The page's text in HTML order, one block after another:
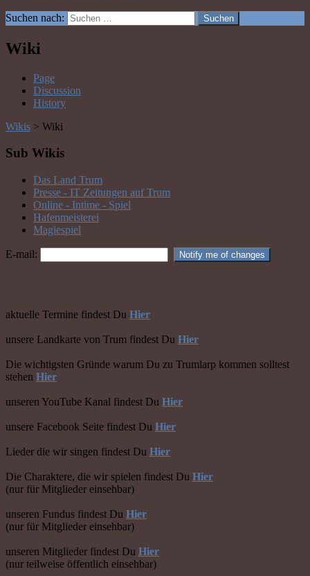
Suchen nach:
Wiki
Page
Discussion
History
Wikis > Wiki
Sub Wikis
Das Land Trum
Presse - IT Zeitungen auf Trum
Online - Intime - Spiel
Hafenmeisterei
Magiespiel
E-mail:
aktuelle Termine findest Du Hier
unsere Landkarte von Trum findest Du Hier
Die wichtigsten Gründe warum Du zu Trumlarp kommen solltest
stehen Hier
unseren YouTube Kanal findest Du Hier
unsere Facebook Seite findest Du Hier
Lieder die wir singen findest Du Hier
Die Charaktere, die wir spielen findest Du Hier
(nur für Mitglieder einsehbar)
unseren Fundus findest Du Hier
(nur für Mitglieder einsehbar)
unseren Mitglieder findest Du Hier
(nur teilweise öffentlich einsehbar)